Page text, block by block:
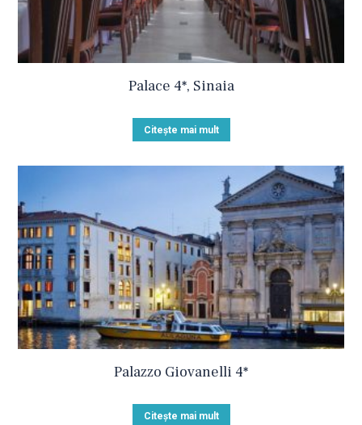
Palace 4*, Sinaia
Citește mai mult
Palazzo Giovanelli 4*
Citește mai mult